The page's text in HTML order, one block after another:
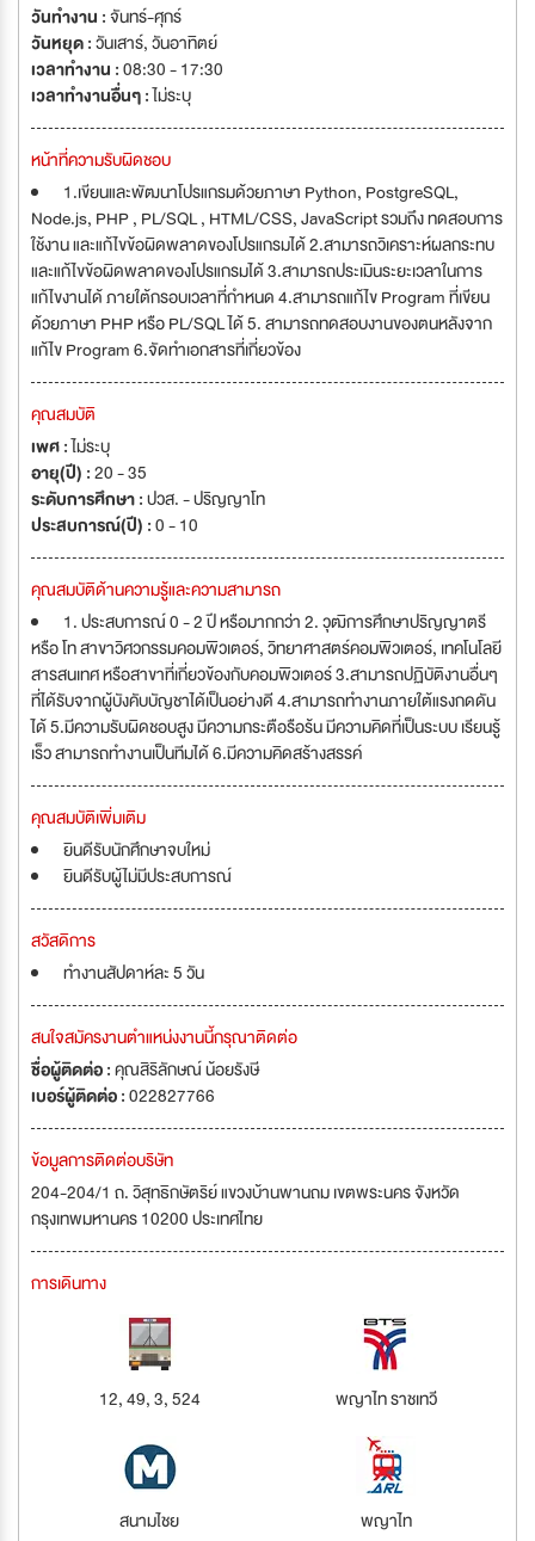
วันทำงาน :จันทร์-ศุกร์
วันหยุด :วันเสาร์,วันอาทิตย์
เวลาทำงาน :08:30 - 17:30
เวลาทำงานอื่นๆ :ไม่ระบุ
หน้าที่ความรับผิดชอบ
1.เขียนและพัฒนาโปรแกรมด้วยภาษา Python, PostgreSQL,
Node.js, PHP , PL/SQL , HTML/CSS, JavaScript รวมถึง ทดสอบการ
ใช้งาน และแก้ไขข้อผิดพลาดของโปรแกรมได้ 2.สามารถวิเคราะห์ผลกระทบ
และแก้ไขข้อผิดพลาดของโปรแกรมได้ 3.สามารถประเมินระยะเวลาในการ
แก้ไขงานได้ ภายใต้กรอบเวลาที่กำหนด 4.สามารถแก้ไข Program ที่เขียน
ด้วยภาษา PHP หรือ PL/SQL ได้ 5. สามารถทดสอบงานของตนหลังจาก
แก้ไข Program 6.จัดทำเอกสารที่เกี่ยวข้อง
คุณสมบัติ
เพศ :ไม่ระบุ
อายุ(ปี) :20 - 35
ระดับการศึกษา :ปวส. - ปริญญาโท
ประสบการณ์(ปี) :0 - 10
คุณสมบัติด้านความรู้และความสามารถ
1. ประสบการณ์ 0 - 2 ปี หรือมากกว่า 2. วุฒิการศึกษาปริญญาตรี
หรือ โท สาขาวิศวกรรมคอมพิวเตอร์, วิทยาศาสตร์คอมพิวเตอร์, เทคโนโลยี
สารสนเทศ หรือสาขาที่เกี่ยวข้องกับคอมพิวเตอร์ 3.สามารถปฏิบัติงานอื่นๆ
ที่ได้รับจากผู้บังคับบัญชาได้เป็นอย่างดี 4.สามารถทำงานภายใต้แรงกดดัน
ได้ 5.มีความรับผิดชอบสูง มีความกระตือรือร้น มีความคิดที่เป็นระบบ เรียนรู้
เร็ว สามารถทำงานเป็นทีมได้ 6.มีความคิดสร้างสรรค์
คุณสมบัติเพิ่มเติม
ยินดีรับนักศึกษาจบใหม่
ยินดีรับผู้ไม่มีประสบการณ์
สวัสดิการ
ทำงานสัปดาห์ละ 5 วัน
สนใจสมัครงานตำแหน่งงานนี้กรุณาติดต่อ
ชื่อผู้ติดต่อ :คุณสิริลักษณ์ น้อยรังษี
เบอร์ผู้ติดต่อ :022827766
ข้อมูลการติดต่อบริษัท
204-204/1 ถ. วิสุทธิกษัตริย์ แขวงบ้านพานถม เขตพระนคร จังหวัด
กรุงเทพมหานคร 10200 ประเทศไทย
การเดินทาง
12, 49, 3, 524 พญาไท ราชเทวี
สนามไชย พญาไท